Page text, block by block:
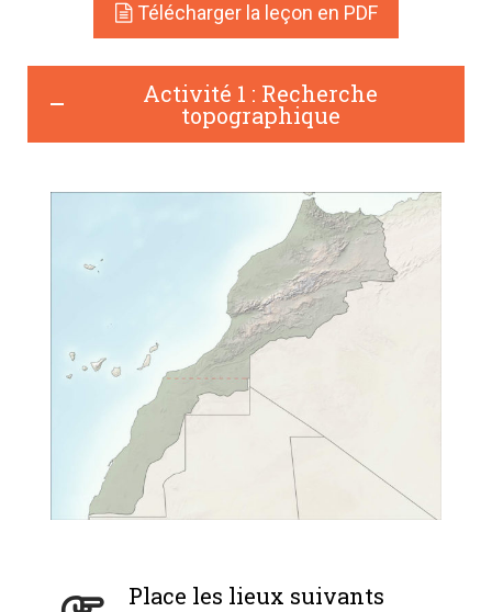
Télécharger la leçon en PDF
Activité 1 : Recherche
topographique
Place les lieux suivants